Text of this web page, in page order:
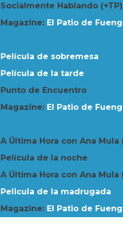
Socialmente Hablando (+TP)
Magazine: El Patio de
Película de sobremesa
Película de la tarde
Punto de Encuentro
Magazine: El Patio de
A Última Hora con Ana Mula
Película de la noche
A Última Hora con Ana Mula
Pelicula de la madrugada
Magazine: El Patio de